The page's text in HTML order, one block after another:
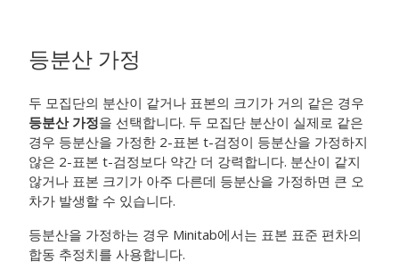
등분산 가정
두 모집단의 분산이 같거나 표본의 크기가 거의 같은 경우
등분산 가정을 선택합니다. 두 모집단 분산이 실제로 같은
경우 등분산을 가정한 2-표본 t-검정이 등분산을 가정하지
않은 2-표본 t-검정보다 약간 더 강력합니다. 분산이 같지
않거나 표본 크기가 아주 다른데 등분산을 가정하면 큰 오
차가 발생할 수 있습니다.
등분산을 가정하는 경우 Minitab에서는 표본 표준 편차의
합동 추정치를 사용합니다.